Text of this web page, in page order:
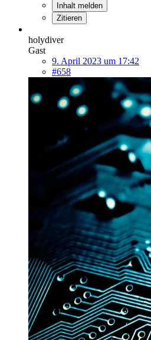
Inhalt melden
Zitieren
holydiver
Gast
9. April 2023 um 17:42
#658